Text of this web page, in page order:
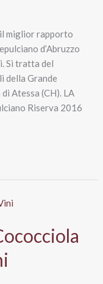
miglior rapporto
d’Abruzzo
Si tratta del
della Grande
Atessa (CH). LA
Riserva 2016